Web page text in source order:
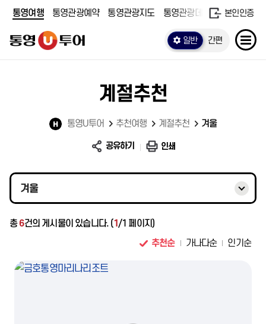
통영여행 통영관광예약 통영관광지도 통영관광데이터 본인인증
일반 간편
계절추천
통영U투어 추천여행 계절추천 겨울
공유하기 인쇄
겨울
총6건의 게시물이 있습니다. (1/1 페이지)
추천순
가나다순 인기순